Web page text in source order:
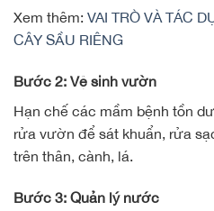
Xem thêm: VAI TRÒ VÀ TÁC
CÂY SẦU RIÊNG
Bước 2: Vệ sinh vườn
Hạn chế các mầm bệnh tồn
rửa vườn để sát khuẩn, rửa
trên thân, cành, lá.
Bước 3: Quản lý nước